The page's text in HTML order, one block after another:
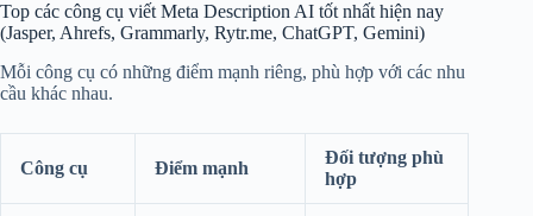
Top các công cụ viết Meta Description AI tốt nhất hiện nay
(Jasper, Ahrefs, Grammarly, Rytr.me, ChatGPT, Gemini)
Mỗi công cụ có những điểm mạnh riêng, phù hợp với các nhu
cầu khác nhau.
Công cụ Điểm mạnh
Đối tượng phù
hợp